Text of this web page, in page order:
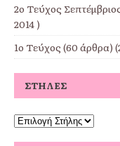
2ο Τεύχος
2014 )
1ο Τεύχος (60 άρθρα)
ΣΤΉΛΕΣ